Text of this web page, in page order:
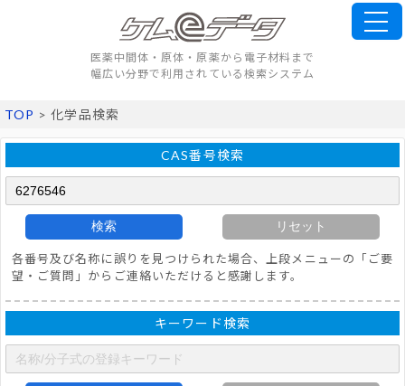
医薬中間体・原体・原薬から電子材料まで
幅広い分野で利用されている検索システム
TOP > 化学品検索
CAS番号検索
検索 リセット
各番号及び名称に誤りを見つけられた場合、上段メニューの「ご要
望・ご質問」からご連絡いただけると感謝します。
キーワード検索